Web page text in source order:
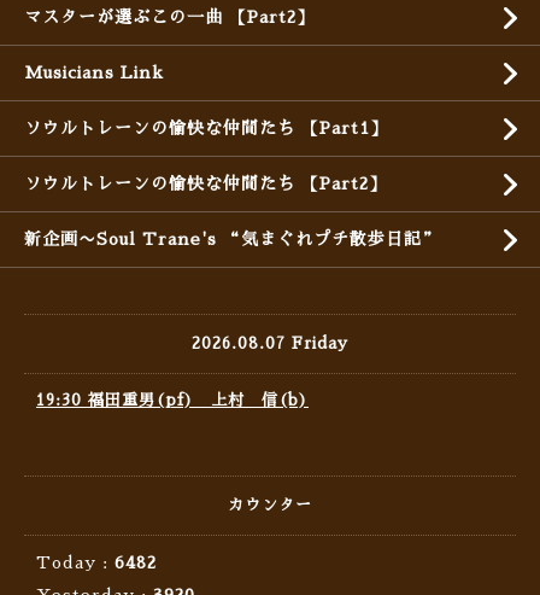
マスターが選ぶこの一曲 【Part2】
Musicians Link
ソウルトレーンの愉快な仲間たち 【Part1】
ソウルトレーンの愉快な仲間たち 【Part2】
新企画〜Soul Trane's “気まぐれプチ散歩日記”
2026.08.07 Friday
19:30 福田重男(pf) 上村 信(b)
カウンター
Today : 6482